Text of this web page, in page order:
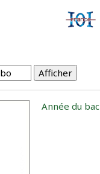
Année du bac